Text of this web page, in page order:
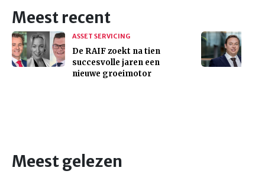
Meest recent
ASSET SERVICING
De RAIF zoekt na tien
succesvolle jaren een
nieuwe groeimotor
Meest gelezen